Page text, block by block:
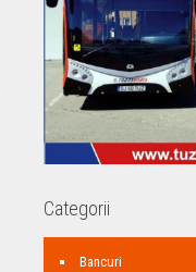
Categorii
Bancuri